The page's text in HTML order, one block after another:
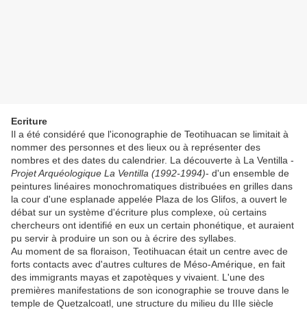
Ecriture
Il a été considéré que l'iconographie de Teotihuacan se limitait à
nommer des personnes et des lieux ou à représenter des
nombres et des dates du calendrier. La découverte à La Ventilla -
Projet Arquéologique La Ventilla (1992-1994)- d'un ensemble de
peintures linéaires monochromatiques distribuées en grilles dans
la cour d'une esplanade appelée Plaza de los Glifos, a ouvert le
débat sur un système d'écriture plus complexe, où certains
chercheurs ont identifié en eux un certain phonétique, et auraient
pu servir à produire un son ou à écrire des syllabes.
Au moment de sa floraison, Teotihuacan était un centre avec de
forts contacts avec d'autres cultures de Méso-Amérique, en fait
des immigrants mayas et zapotèques y vivaient. L'une des
premières manifestations de son iconographie se trouve dans le
temple de Quetzalcoatl, une structure du milieu du IIIe siècle